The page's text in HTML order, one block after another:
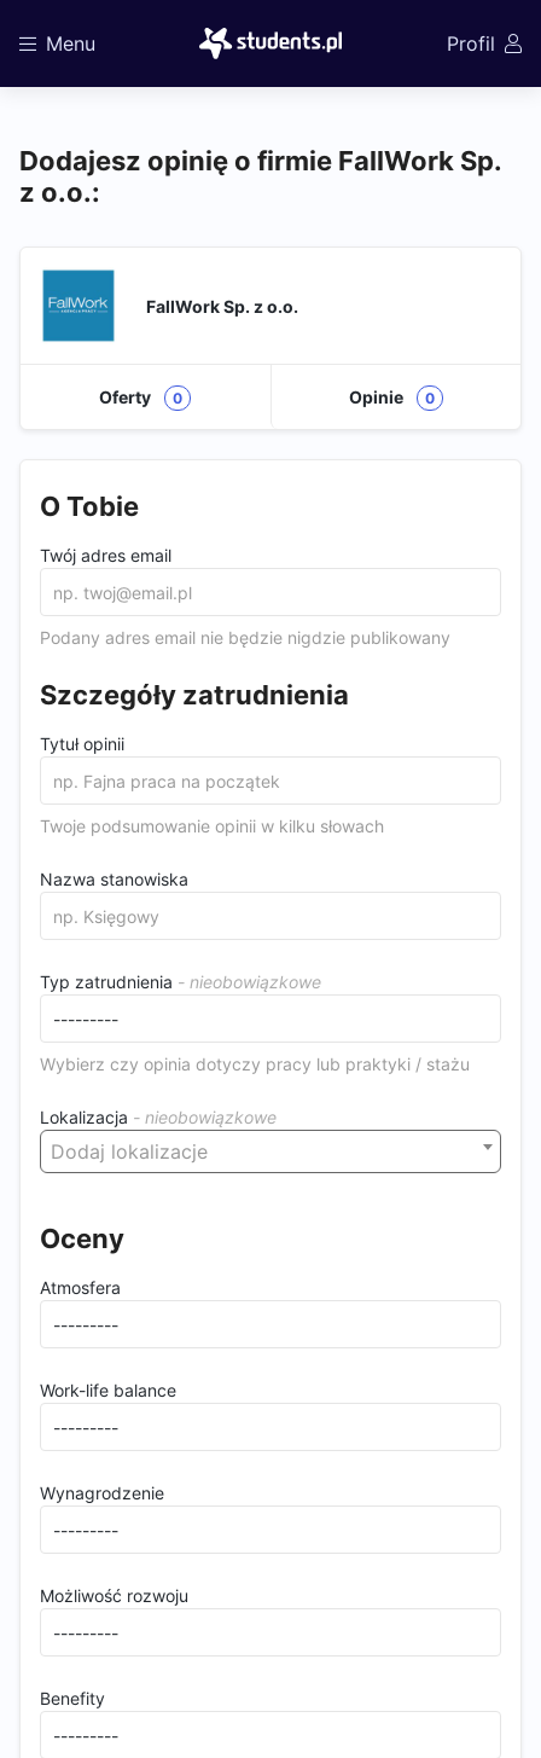
Menu Profil
Dodajesz opinię o firmie FallWork Sp.
z o.o.:
FallWork Sp. z o.o.
Oferty 0 Opinie 0
O Tobie
Twój adres email
Podany adres email nie będzie nigdzie publikowany
Szczegóły zatrudnienia
Tytuł opinii
Twoje podsumowanie opinii w kilku słowach
Nazwa stanowiska
Typ zatrudnienia
Wybierz czy opinia dotyczy pracy lub praktyki / stażu
Lokalizacja
Dodaj lokalizacje
Oceny
Atmosfera
Work-life balance
Wynagrodzenie
Możliwość rozwoju
Benefity